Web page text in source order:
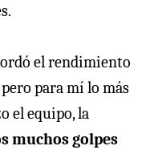
el rendimiento
para mí lo más
el equipo, la
muchos golpes